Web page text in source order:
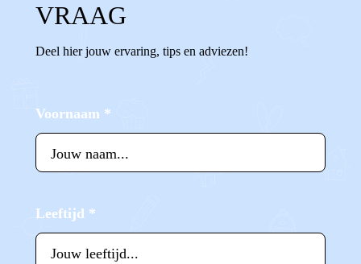
VRAAG
Deel hier jouw ervaring, tips en adviezen!
Voornaam *
Leeftijd *